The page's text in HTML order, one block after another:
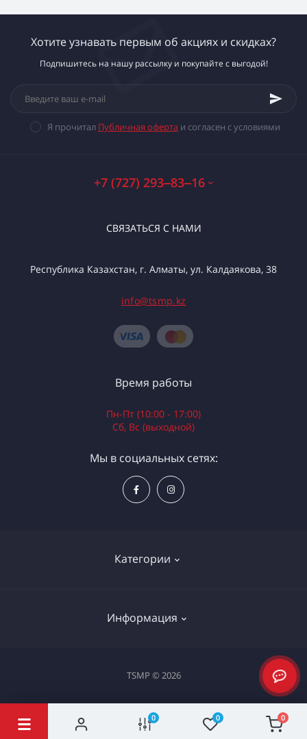
0 0 0
Хотите узнавать первым об акциях и скидках?
Подпишитесь на нашу рассылку и покупайте с выгодой!
Я прочитал Публичная оферта и согласен с условиями
+7 (727) 293‒83‒16
СВЯЗАТЬСЯ С НАМИ
Республика Казахстан, г. Алматы, ул. Калдаякова, 38
info@tsmp.kz
Категории
Электроинструменты
Станки и проф. оборудование
Информация
Доставка и оплата
Политика конфиденциальности
Время работы
Пн-Пт (10:00 - 17:00)
Сб, Вс (выходной)
Мы в социальных сетях:
TSMP © 2026